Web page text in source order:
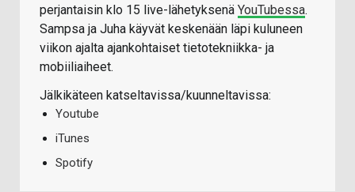
perjantaisin klo 15 live-lähetyksenä YouTubessa.
Sampsa ja Juha käyvät keskenään läpi kuluneen
viikon ajalta ajankohtaiset tietotekniikka- ja
mobiiliaiheet.
Jälkikäteen katseltavissa/kuunneltavissa:
Youtube
iTunes
Spotify